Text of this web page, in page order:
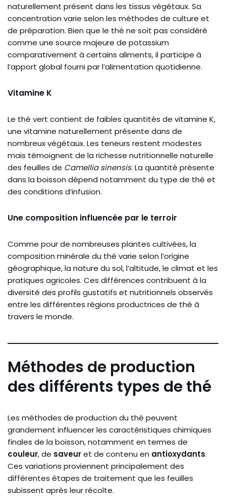
naturellement présent dans les tissus végétaux. Sa
concentration varie selon les méthodes de culture et
de préparation. Bien que le thé ne soit pas considéré
comme une source majeure de potassium
comparativement à certains aliments, il participe à
l’apport global fourni par l’alimentation quotidienne.
Vitamine K
Le thé vert contient de faibles quantités de vitamine K,
une vitamine naturellement présente dans de
nombreux végétaux. Les teneurs restent modestes
mais témoignent de la richesse nutritionnelle naturelle
des feuilles de Camellia sinensis. La quantité présente
dans la boisson dépend notamment du type de thé et
des conditions d’infusion.
Une composition influencée par le terroir
Comme pour de nombreuses plantes cultivées, la
composition minérale du thé varie selon l’origine
géographique, la nature du sol, l’altitude, le climat et les
pratiques agricoles. Ces différences contribuent à la
diversité des profils gustatifs et nutritionnels observés
entre les différentes régions productrices de thé à
travers le monde.
Méthodes de production
des différents types de thé
Les méthodes de production du thé peuvent
grandement influencer les caractéristiques chimiques
finales de la boisson, notamment en termes de
couleur, de saveuret de contenu en antioxydants.
Ces variations proviennent principalement des
différentes étapes de traitement que les feuilles
subissent après leur récolte.